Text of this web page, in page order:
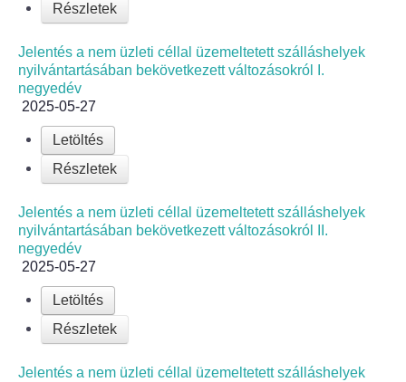
Részletek
Jelentés a nem üzleti céllal üzemeltetett szálláshelyek
nyilvántartásában bekövetkezett változásokról I.
negyedév
2025-05-27
Letöltés
Részletek
Jelentés a nem üzleti céllal üzemeltetett szálláshelyek
nyilvántartásában bekövetkezett változásokról II.
negyedév
2025-05-27
Letöltés
Részletek
Jelentés a nem üzleti céllal üzemeltetett szálláshelyek